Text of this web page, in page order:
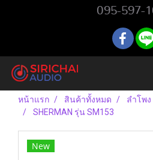
095-597-
หน้าแรก สินค้าทั้งหมด ลำโพง
SHERMAN รุ่น SM153
New